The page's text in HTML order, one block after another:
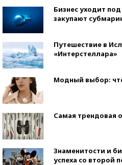
Бизнес уходит
закупают
Путешествие в
«Интерстеллара»
Модный выбор:
Самая трендовая
Знаменитости и
успеха со второй